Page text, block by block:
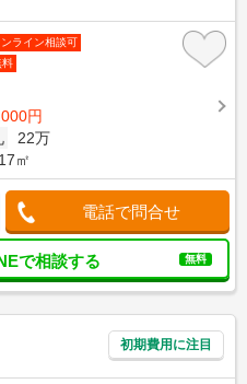
ライン相談可
料
円
22万
㎡
電話で問合せ
で相談する 無料
初期費用に注目